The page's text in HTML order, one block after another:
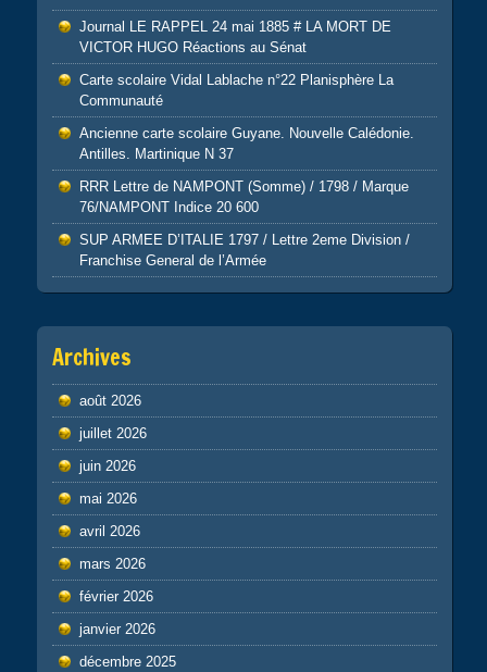
Journal LE RAPPEL 24 mai 1885 # LA MORT DE
VICTOR HUGO Réactions au Sénat
Carte scolaire Vidal Lablache n°22 Planisphère La
Communauté
Ancienne carte scolaire Guyane. Nouvelle Calédonie.
Antilles. Martinique N 37
RRR Lettre de NAMPONT (Somme) / 1798 / Marque
76/NAMPONT Indice 20 600
SUP ARMEE D’ITALIE 1797 / Lettre 2eme Division /
Franchise General de l’Armée
Archives
août 2026
juillet 2026
juin 2026
mai 2026
avril 2026
mars 2026
février 2026
janvier 2026
décembre 2025